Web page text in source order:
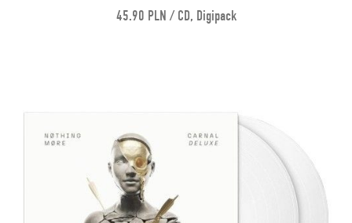
45.90 PLN / CD, Digipack